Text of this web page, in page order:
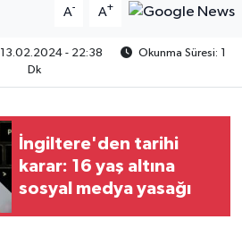
A- A+
13.02.2024 - 22:38
Okunma Süresi: 1
Dk
İngiltere'den tarihi
karar: 16 yaş altına
sosyal medya yasağı